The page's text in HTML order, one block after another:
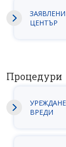
ЦЕНТЪР
Процедури
ВРЕДИ